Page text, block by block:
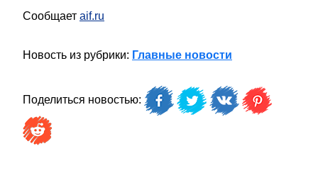
Сообщает aif.ru
Новость из рубрики: Главные новости
Поделиться новостью: